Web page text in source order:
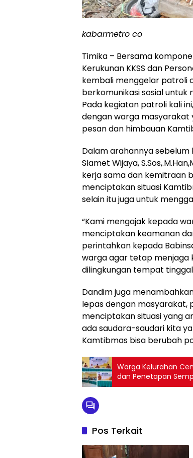
kabarmetro co
Timika – Bersama
Kerukunan KKSS dan
kembali menggelar patroli
berkomunikasi sosial untuk
Pada kegiatan patroli kali
dengan warga
pesan dan himbauan
Dalam arahannya sebelum
Slamet Wijaya,
kerja sama dan kemitraan
menciptakan situasi
selain itu juga untuk
“Kami mengajak kepada
menciptakan keamanan
perintahkan kepada
warga agar tetap menjaga
dilingkungan tempat
Dandim juga
lepas dengan masyarakat,
menciptakan situasi yang
ada saudara-saudari kita
Kamtibmas bisa berubah
Warga Kelurahan
dan Penetapan
Pos Terkait